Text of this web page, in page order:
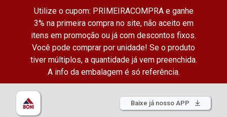
Utilize o cupom: PRIMEIRACOMPRA e ganhe
3% na primeira compra no site, não aceito em
itens em promoção ou já com descontos fixos.
Você pode comprar por unidade! Se o produto
tiver múltiplos, a quantidade já vem preenchida.
A info da embalagem é só referência.
Baixe já nosso APP